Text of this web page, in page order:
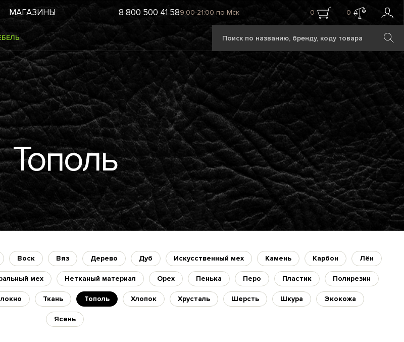
МАГАЗИНЫ 8 800 500 41 589:00-21:00 по Мск 0 0
Тополь
Воск Вяз Дерево Дуб Искусственный мех Камень Карбон Лён
мех Нетканый материал Орех Пенька Перо Пластик Полирезин
Ткань Тополь Хлопок Хрусталь Шерсть Шкура Экокожа
Ясень